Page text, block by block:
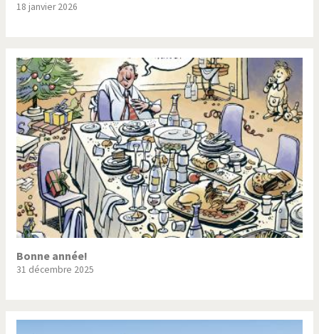
Vous avez dit "Islam"?
18 janvier 2026
Bonne année!
31 décembre 2025